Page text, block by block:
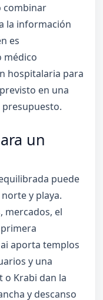
combinar
la información
es
médico
hospitalaria para
en una
un
puede
y playa.
mercados, el
aporta templos
y una
o Krabi dan la
y descanso